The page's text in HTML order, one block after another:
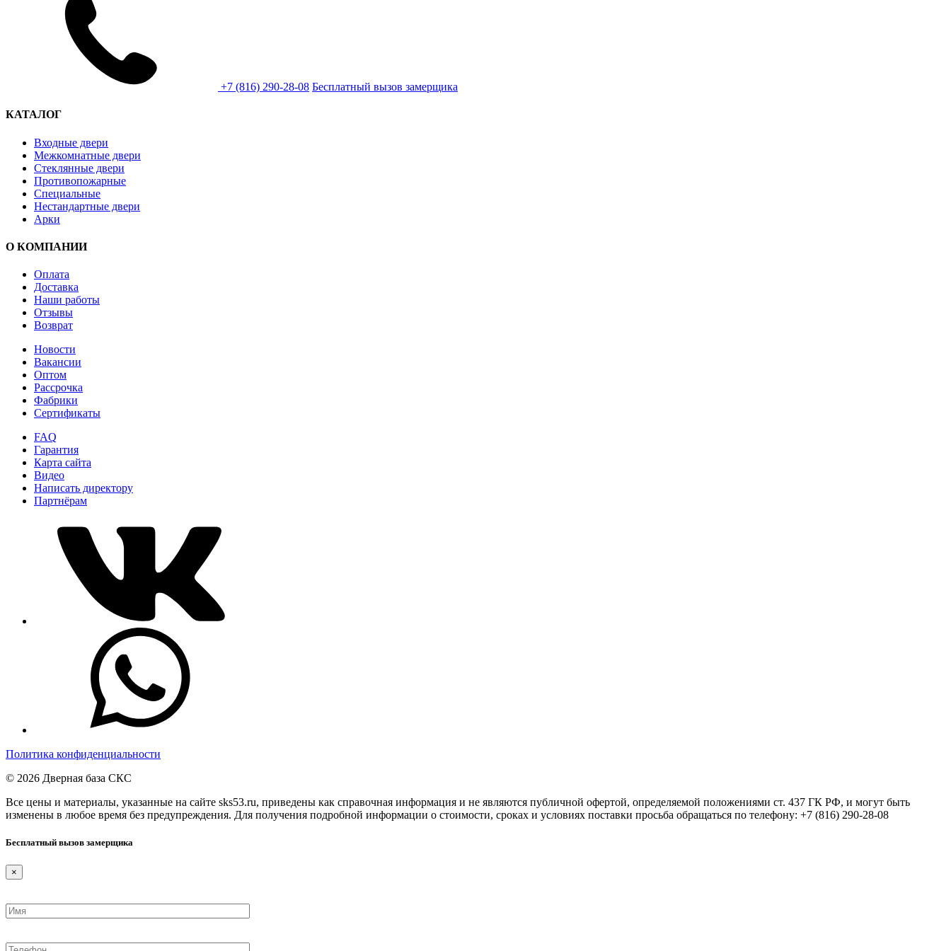
+7 (816) 290-28-08 Бесплатный вызов замерщика
КАТАЛОГ
Входные двери
Межкомнатные двери
Стеклянные двери
Противопожарные
Специальные
Нестандартные двери
Арки
О КОМПАНИИ
Оплата
Доставка
Наши работы
Отзывы
Возврат
Новости
Вакансии
Оптом
Рассрочка
Фабрики
Сертификаты
FAQ
Гарантия
Карта сайта
Видео
Написать директору
Партнёрам
Политика конфиденциальности
© 2026 Дверная база СКС
Все цены и материалы, указанные на сайте sks53.ru, приведены как справочная информация и не являются публичной офертой, определяемой положениями ст. 437 ГК РФ, и могут быть
изменены в любое время без предупреждения. Для получения подробной информации о стоимости, сроках и условиях поставки просьба обращаться по телефону: +7 (816) 290-28-08
Бесплатный вызов замерщика
×